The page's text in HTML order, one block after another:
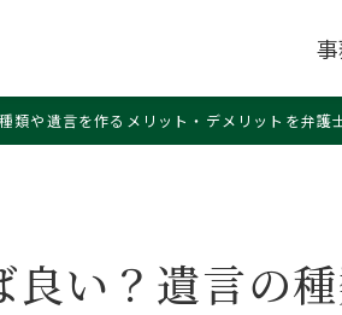
類や遺言を作るメリット・デメリットを弁護
い？遺言の